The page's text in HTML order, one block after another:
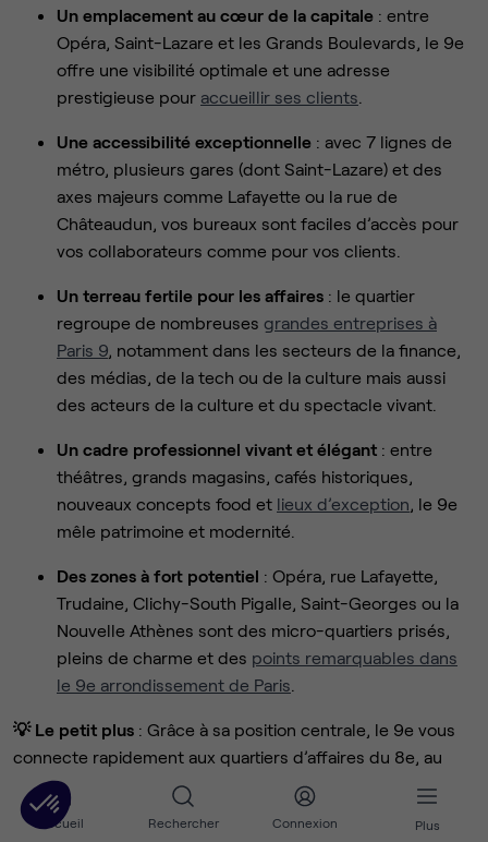
Accueil Rechercher Connexion Plus
Un emplacement au cœur de la capitale : entre
Opéra, Saint-Lazare et les Grands Boulevards, le 9e
offre une visibilité optimale et une adresse
prestigieuse pour accueillir ses clients
Une accessibilité exceptionnelle : avec 7 lignes de
métro, plusieurs gares (dont Saint-Lazare) et des
axes majeurs comme Lafayette ou la rue de
Châteaudun, vos bureaux sont faciles d’accès pour
vos collaborateurs comme pour vos clients.
Un terreau fertile pour les affaires : le quartier
regroupe de nombreuses grandes entreprises à
Paris 9 , notamment dans les secteurs de la finance,
des médias, de la tech ou de la culture mais aussi
des acteurs de la culture et du spectacle vivant.
Un cadre professionnel vivant et élégant : entre
théâtres, grands magasins, cafés historiques,
nouveaux concepts food et lieux d’exception , le 9e
mêle patrimoine et modernité.
Des zones à fort potentiel : Opéra, rue Lafayette,
Trudaine, Clichy-South Pigalle, Saint-Georges ou la
Nouvelle Athènes sont des micro-quartiers prisés,
pleins de charme et des points remarquables dans
le 9e arrondissement de Paris
💡 Le petit plus : Grâce à sa position centrale, le 9e vous
connecte rapidement aux quartiers d’affaires du 8e, au
dynamisme du 2e (Sentier) et à la Gare du Nord. C’est l’un
des arrondissements les plus recherchés pour
louer des